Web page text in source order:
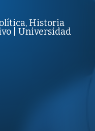
Historia
| Universidad